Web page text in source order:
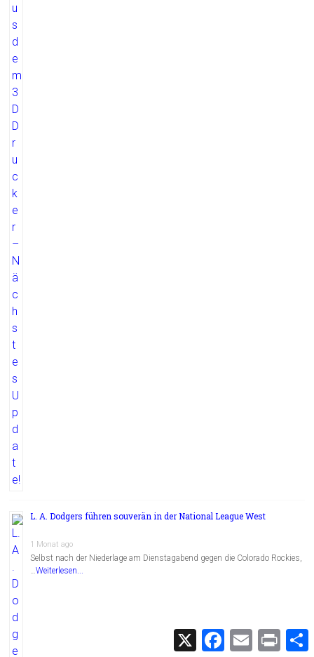
L. A. Dodgers führen souverän in der National League West
1 Monat ago
Selbst nach der Niederlage am Dienstagabend gegen die Colorado Rockies,
…Weiterlesen...
X
F
E
m
P